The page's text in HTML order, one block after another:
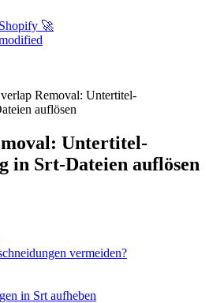
🚀
Removal: Untertitel-
auflösen
Untertitel-
in Srt-Dateien auflösen
vermeiden?
in Srt aufheben